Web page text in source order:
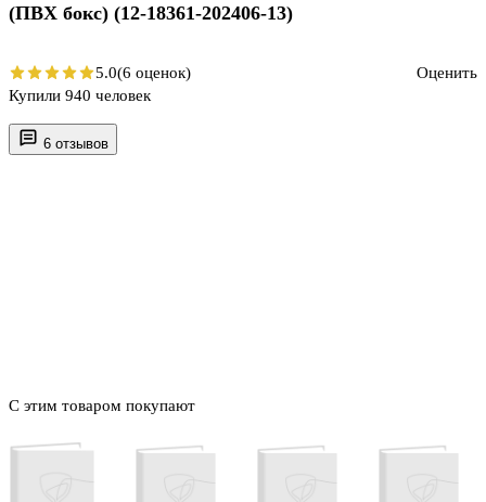
6 отзывов
С этим товаром покупают
(ПВХ бокс) (12-18361-202406-13)
5.0(6 оценок)
Оценить
Купили 940 человек